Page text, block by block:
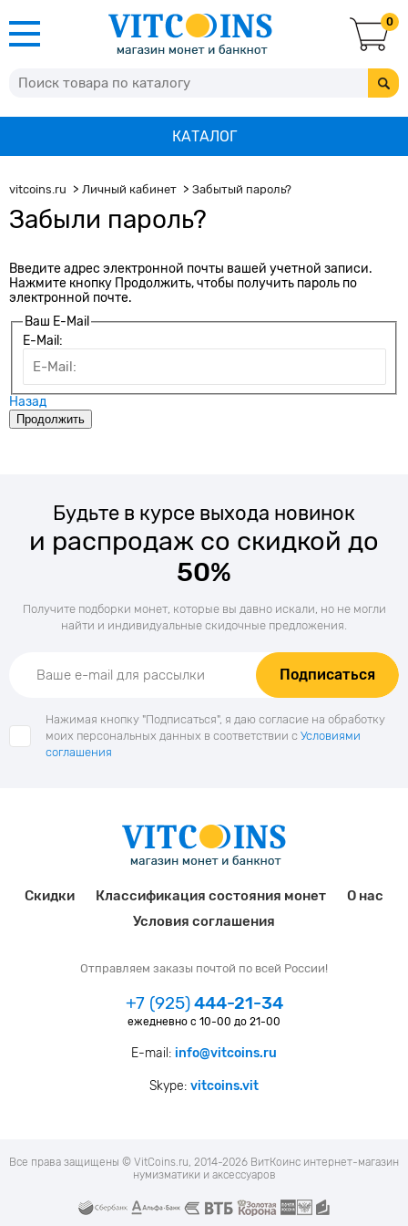
0
КАТАЛОГ
vitcoins.ru Личный кабинет Забытый пароль?
Забыли пароль?
Введите адрес электронной почты вашей учетной записи.
Нажмите кнопку Продолжить, чтобы получить пароль по
электронной почте.
Ваш E-Mail
E-Mail:
Назад
Будьте в курсе выхода новинок
и распродаж со скидкой до
50%
Получите подборки монет, которые вы давно искали, но не могли
найти и индивидуальные скидочные предложения.
Подписаться
Нажимая кнопку "Подписаться", я даю согласие на обработку
моих персональных данных в соответствии с Условиями
соглашения
Скидки Классификация состояния монет
О нас
Условия соглашения
Отправляем заказы почтой по всей России!
+7 (925)444-21-34
ежедневно с 10-00 до 21-00
E-mail: info@vitcoins.ru
Skype: vitcoins.vit
Все права защищены © VitCoins.ru, 2014-2026 ВитКоинс интернет-магазин
нумизматики и аксессуаров